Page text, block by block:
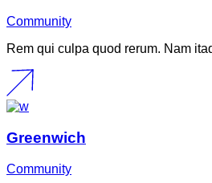
Community
Rem qui culpa quod rerum. Nam
Greenwich
Community